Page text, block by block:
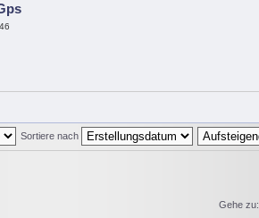
Sortiere nach
Gehe zu: